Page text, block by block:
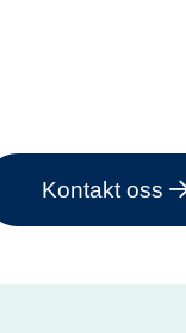
Kontakt oss